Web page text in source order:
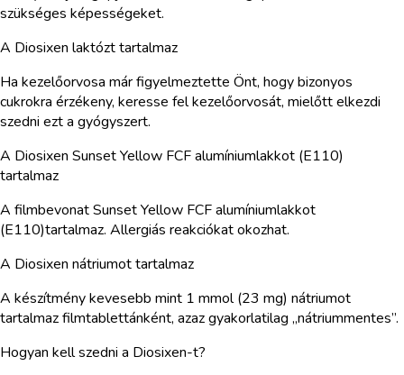
szükséges képességeket.
A Diosixen laktózt tartalmaz
Ha kezelőorvosa már figyelmeztette Önt, hogy bizonyos
cukrokra érzékeny, keresse fel kezelőorvosát, mielőtt elkezdi
szedni ezt a gyógyszert.
A Diosixen Sunset Yellow FCF alumíniumlakkot (E110)
tartalmaz
A filmbevonat Sunset Yellow FCF alumíniumlakkot
(E110)tartalmaz. Allergiás reakciókat okozhat.
A Diosixen nátriumot tartalmaz
A készítmény kevesebb mint 1 mmol (23 mg) nátriumot
tartalmaz filmtablettánként, azaz gyakorlatilag „nátriummentes”.
Hogyan kell szedni a Diosixen-t?